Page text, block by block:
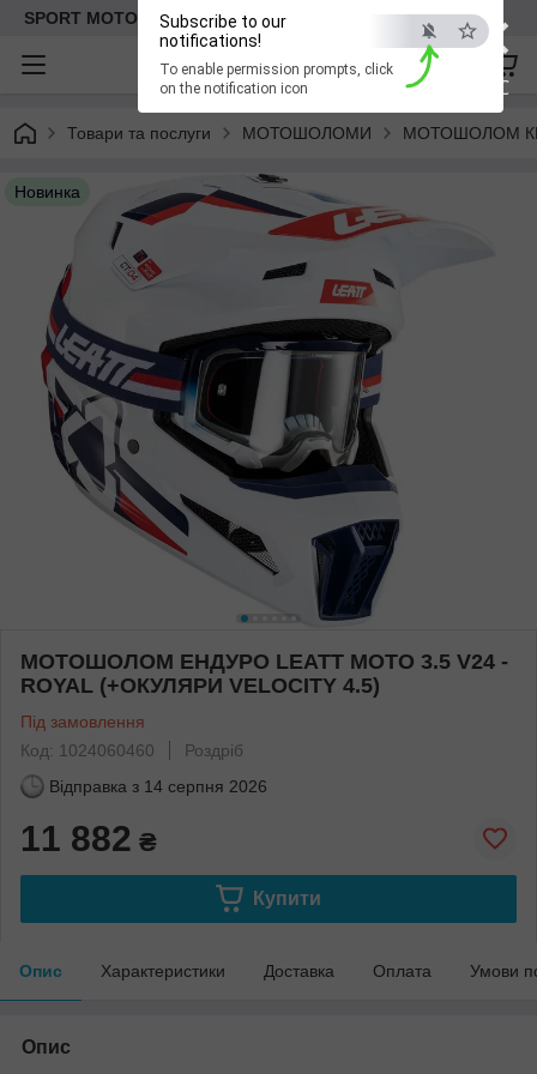
×
ESC
Subscribe to our
notifications!
To enable permission prompts, click
on the notification icon
SPORT MOTO | Інтернет-магазин мототоварів
Товари та послуги МОТОШОЛОМИ МОТОШОЛОМ
Новинка
МОТОШОЛОМ ЕНДУРО LEATT MOTO 3.5 V24 -
ROYAL (+ОКУЛЯРИ VELOCITY 4.5)
Під замовлення
Код: 1024060460
Роздріб
Відправка з 14 серпня 2026
11 882 ₴
Купити
Опис Характеристики Доставка Оплата Умови
Опис